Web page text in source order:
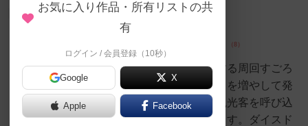
348名 画像
ペンギン町長が村の発展に奮闘する周回すごろ
くゲーム。建物の増築かスタッフを増やして発
展ポイントを増やします。魚で観光客を呼び込
んだり販売して収益を得たりします。ダイスド
勇者
お気に入り作品・所有リストの共
有
ログイン / 会員登録（10秒）
Google X
Apple Facebook